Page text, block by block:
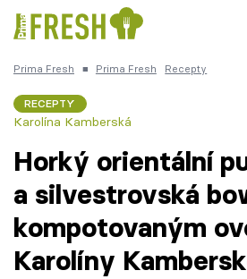
Česká kuchyně
Témata
Prima Fresh ■ Prima Fresh Recepty
RECEPTY
Karolína Kamberská
Horký orientální
a silvestrovská
kompotovaným
Karolíny